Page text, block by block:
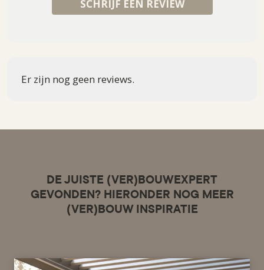
DE JUISTE (VER)BOUWEXPERT
GEVONDEN? HIERONDER NOG MEER
(VER)BOUW INSPIRATIE
Er zijn nog geen reviews.
SCHRIJF EEN REVIEW